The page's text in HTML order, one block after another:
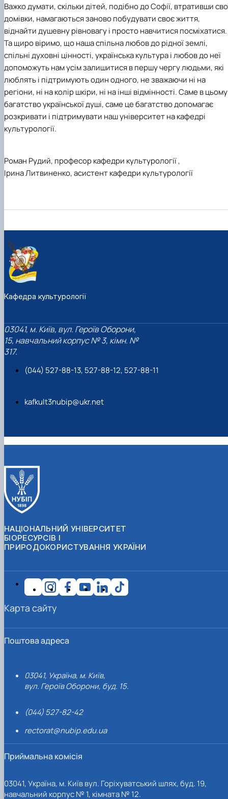
Важко думати, скільки дітей, подібно до Софії, втративши
домівки, намагаються заново побудувати своє життя,
віднайти душевну рівновагу і просто навчитися посміхатися.
Та щиро віримо, що наша спільна любов до рідної землі,
спільні духовні цінності, українська культура і любов до неї
допоможуть нам усім залишитися в першу чергу людьми, які
люблять і підтримують один одного, не зважаючи ні на
регіони, ні на колір шкіри, ні на інші відмінності. Саме в
багатство української душі, саме це багатство допомагає
розкривати і підтримувати наш університет на кафедрі
культурології.
Роман Рудий, професор кафедри культурології ,
Ірина Литвиненко, асистент кафедри культурології
Кафедра культурології
03041, м. Київ, вул. Героїв Оборони,
15, навчальний корпус № 3, кімн. №
317.
(044) 527-88-13, 527-88-12, 527-88-11
kafkult3nubip@ukr.net
НАЦІОНАЛЬНИЙ УНІВЕРСИТЕТ
БІОРЕСУРСІВ І
ПРИРОДОКОРИСТУВАННЯ УКРАЇНИ
Поштова адреса
03041, Україна, м. Київ,
вул. Героїв Оборони, буд. 15.
(044) 527-82-42
rectorat@nubip.edu.ua
Приймальна комісія
03041, Україна, м. Київ вул. Горіхуватський шлях, буд. 19,
навчальний корпус № 1, кімната № 12.
Карта сайту